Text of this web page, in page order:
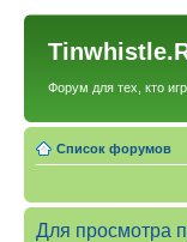
Форум для тех, кто
Список форумов
Для просмотра